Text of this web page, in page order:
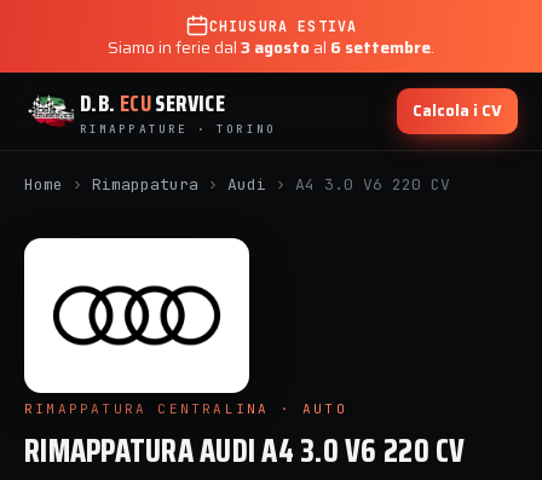
CHIUSURA ESTIVA
Siamo in ferie dal3 agostoal 6 settembre.
D.B. ECUSERVICE
RIMAPPATURE · TORINO
Calcola i CV
Home › Rimappatura › Audi › A4 3.0 V6 220 CV
RIMAPPATURA CENTRALINA · AUTO
RIMAPPATURA AUDI A4 3.0 V6 220 CV